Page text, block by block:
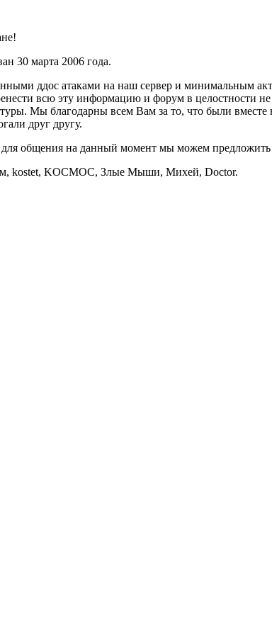
30 марта 2006 года.
ддос атаками на наш сервер и минимальным
всю эту информацию и форум в целостности не
Мы благодарны всем Вам за то, что были
друг другу.
общения на данный момент мы можем предложить
kostet, KOCMOC, Злые Мыши, Михей, Doctor.